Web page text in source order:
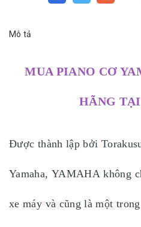
Mô tả
MUA PIANO CƠ
HÃNG
Được thành lập bởi
Yamaha, YAMAHA không
xe máy và cũng là một